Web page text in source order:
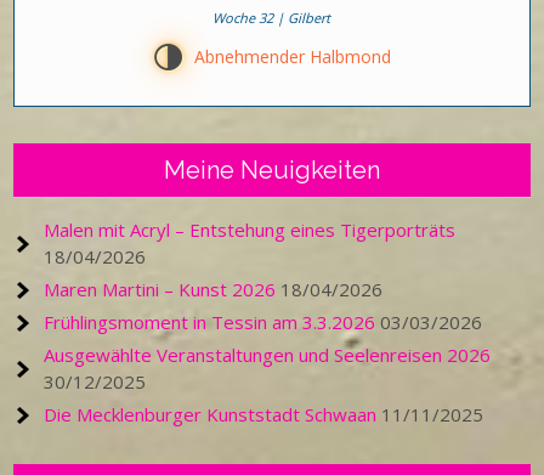
Woche 32 | Gilbert
T Abnehmender Halbmond
Meine Neuigkeiten
Malen mit Acryl – Entstehung eines Tigerporträts
18/04/2026
Maren Martini – Kunst 2026 18/04/2026
Frühlingsmoment in Tessin am 3.3.2026 03/03/2026
Ausgewählte Veranstaltungen und Seelenreisen 2026
30/12/2025
Die Mecklenburger Kunststadt Schwaan 11/11/2025